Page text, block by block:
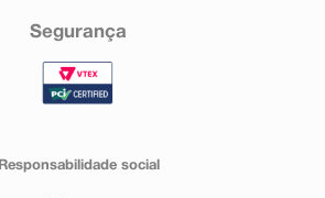
Segurança
Responsabilidade social